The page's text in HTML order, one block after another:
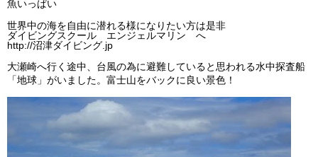
魚いっぱい
世界中の海を自由に潜れる様になりたい方は是非
ダイビングスクール エンジェルマリン へ
http://沼津ダイビング.jp
大瀬崎へ行く途中、台風の為に避難していると思われる水中探査船
「地球」がいました。富士山をバックに良い景色！